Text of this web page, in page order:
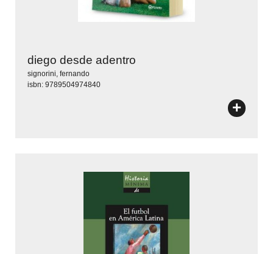
diego desde adentro
signorini, fernando
isbn: 9789504974840
+